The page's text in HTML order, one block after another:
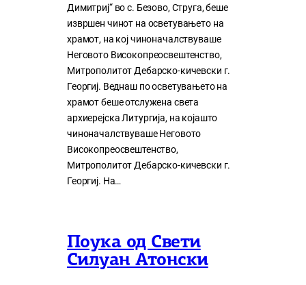
Димитриј“ во с. Безово, Струга, беше
извршен чинот на осветувањето на
храмот, на кој чиноначалствуваше
Неговото Високопреосвештенство,
Митрополитот Дебарско-кичевски г.
Георгиј. Веднаш по осветувањето на
храмот беше отслужена света
архиерејска Литургија, на којашто
чиноначалствуваше Неговото
Високопреосвештенство,
Митрополитот Дебарско-кичевски г.
Георгиј. На…
Поука од Свети
Силуан Атонски